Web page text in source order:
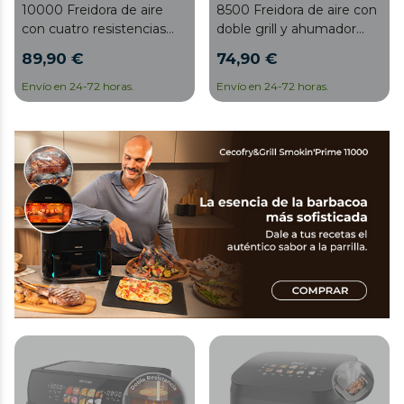
10000 Freidora de aire
con cuatro resistencias
sabor de parrilla en carnes,
capacidad de 10 litros,
potencia de 2800 W para
divisoria móvil para optar
entre dos cestillos con
temperatura dual o
convertirse en una sola
cubeta.
89,90 €
Envío en 24-72 horas.
8500 Freidora de aire con
doble grill y ahumador
sabor de parrilla en carnes,
capacidad de 8.5 litros y
potencia de 2200 W para
74,90 €
Envío en 24-72 horas.